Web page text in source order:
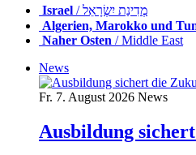
Israel
/ מְדִינַת יִשְׂרָאֵל
Algerien, Marokko und
Naher Osten / Middle East
News
Fr. 7. August 2026 News
Ausbildung